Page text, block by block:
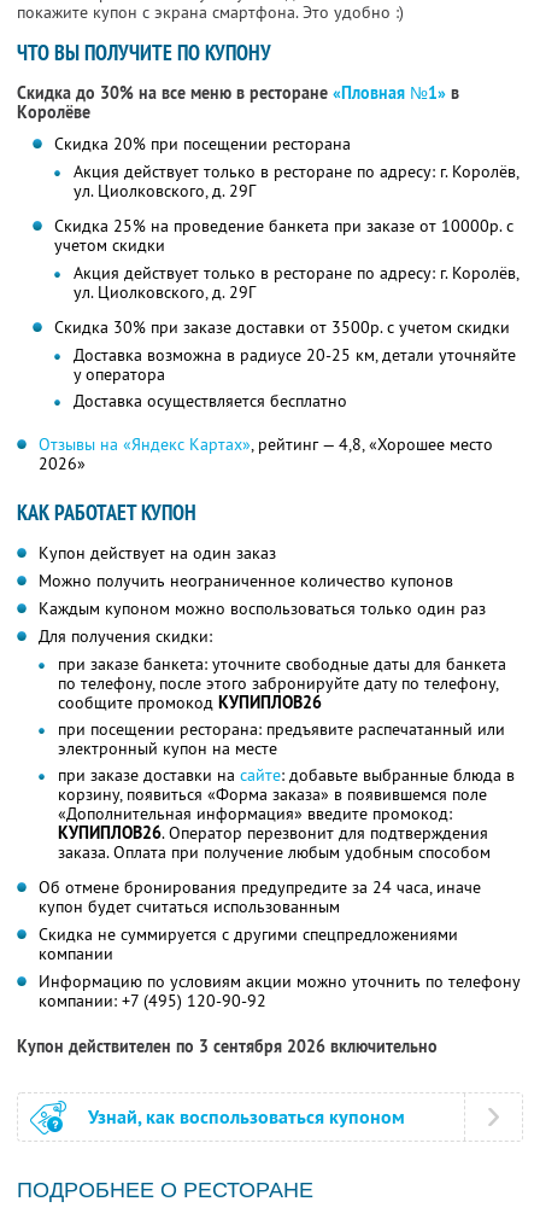
покажите купон с экрана смартфона. Это удобно :)
ЧТО ВЫ ПОЛУЧИТЕ ПО КУПОНУ
Скидка до 30% на все меню в ресторане «Пловная №1» в
Королёве
Скидка 20% при посещении ресторана
Акция действует только в ресторане по адресу: г. Королёв,
ул. Циолковского, д. 29Г
Скидка 25% на проведение банкета при заказе от 10000р. с
учетом скидки
Акция действует только в ресторане по адресу: г. Королёв,
ул. Циолковского, д. 29Г
Скидка 30% при заказе доставки от 3500р. с учетом скидки
Доставка возможна в радиусе 20-25 км, детали уточняйте
у оператора
Доставка осуществляется бесплатно
Отзывы на «Яндекс Картах», рейтинг — 4,8, «Хорошее место
2026»
КАК РАБОТАЕТ КУПОН
Купон действует на один заказ
Можно получить неограниченное количество купонов
Каждым купоном можно воспользоваться только один раз
Для получения скидки:
при заказе банкета: уточните свободные даты для банкета
по телефону, после этого забронируйте дату по телефону,
сообщите промокод КУПИПЛОВ26
при посещении ресторана: предъявите распечатанный или
электронный купон на месте
при заказе доставки на сайте: добавьте выбранные блюда в
корзину, появиться «Форма заказа» в появившемся поле
«Дополнительная информация» введите промокод:
КУПИПЛОВ26. Оператор перезвонит для подтверждения
заказа. Оплата при получение любым удобным способом
Об отмене бронирования предупредите за 24 часа, иначе
купон будет считаться использованным
Скидка не суммируется с другими спецпредложениями
компании
Информацию по условиям акции можно уточнить по телефону
компании: +7 (495) 120-90-92
Купон действителен по 3 сентября 2026 включительно
Узнай, как воспользоваться купоном
ПОДРОБНЕЕ О РЕСТОРАНЕ